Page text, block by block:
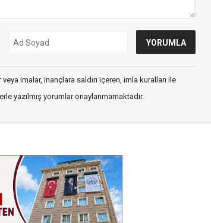
imalar, inançlara saldırı içeren, imla kuralları ile
yazılmış yorumlar onaylanmamaktadır.